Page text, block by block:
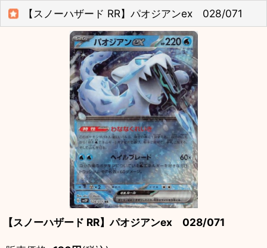
【スノーハザード RR】パオジアンex 028/071
【スノーハザード RR】パオジアンex 028/071